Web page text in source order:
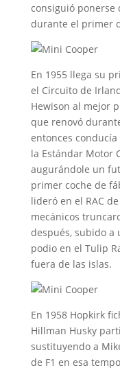
consiguió
durante el primer
En 1955 llega su
el Circuito de
Hewison al mejor
que renovó
entonces
la Estándar Motor
augurándole un
primer coche de
lideró en el RAC
mecánicos
después, subido a
podio en el Tulip
fuera de las islas.
En 1958 Hopkirk
Hillman Husky
sustituyendo a
de F1 en esa